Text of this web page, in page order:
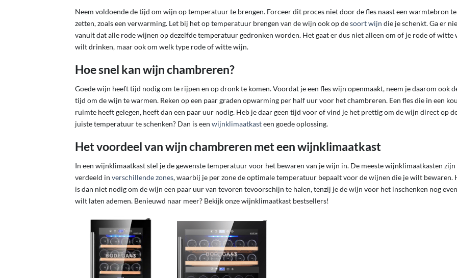
Neem voldoende de tijd om wijn op temperatuur te brengen. Forceer dit proces niet door de fles naast een warmtebron te
zetten, zoals een verwarming. Let bij het op temperatuur brengen van de wijn ook op desoort wijn die je schenkt. Ga er
vanuit dat alle rode wijnen op dezelfde temperatuur gedronken worden. Het gaat er dus niet alleen om of je rode of witte
wilt drinken, maar ook om welk type rode of witte wijn.
Hoe snel kan wijn chambreren?
Goede wijn heeft tijd nodig om te rijpen en op dronk te komen. Voordat je een fles wijn openmaakt, neem je daarom ook
tijd om de wijn te warmen. Reken op een paar graden opwarming per half uur voor het chambreren. Een fles die in een
ruimte heeft gelegen, heeft dan een paar uur nodig. Heb je daar geen tijd voor of vind je het prettig om de wijn direct op
juiste temperatuur te schenken? Dan is een wijnklimaatkasteen goede oplossing.
Het voordeel van wijn chambreren met een wijnklimaatkast
In een wijnklimaatkast stel je de gewenste temperatuur voor het bewaren van je wijn in. De meeste wijnklimaatkasten zijn
verdeeld in verschillende zones, waarbij je per zone de optimale temperatuur bepaalt voor de wijnen die je wilt bewaren.
is dan niet nodig om de wijn een paar uur van tevoren tevoorschijn te halen, tenzij je de wijn voor het inschenken nog even
wilt laten ademen. Benieuwd naar meer? Bekijk onze wijnklimaatkast bestsellers!